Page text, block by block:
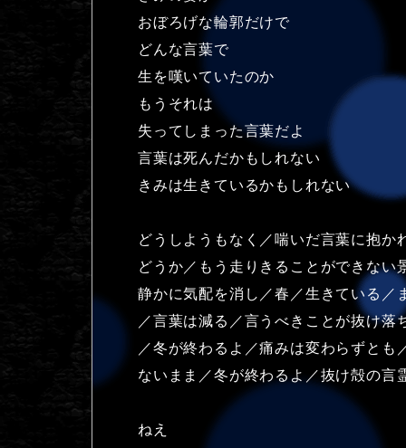
おぼろげな輪郭だけで
どんな言葉で
生を嘆いていたのか
もうそれは
失ってしまった言葉だよ
言葉は死んだかもしれない
きみは生きているかもしれない
どうしようもなく／喘いだ言葉に抱
どうか／もう走りきることができな
静かに気配を消し／春／生きている／
／言葉は減る／言うべきことが抜け
／冬が終わるよ／痛みは変わらずと
ないまま／冬が終わるよ／抜け殻の言
ねえ